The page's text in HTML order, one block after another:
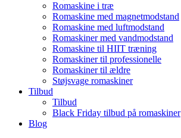
Romaskine i træ
Romaskine med magnetmodstand
Romaskine med luftmodstand
Romaskiner med vandmodstand
Romaskine til HIIT træning
Romaskiner til professionelle
Romaskiner til ældre
Støjsvage romaskiner
Tilbud
Tilbud
Black Friday tilbud på romaskiner
Blog